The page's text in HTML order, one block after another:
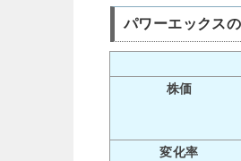
パワーエックス
株価
変化率